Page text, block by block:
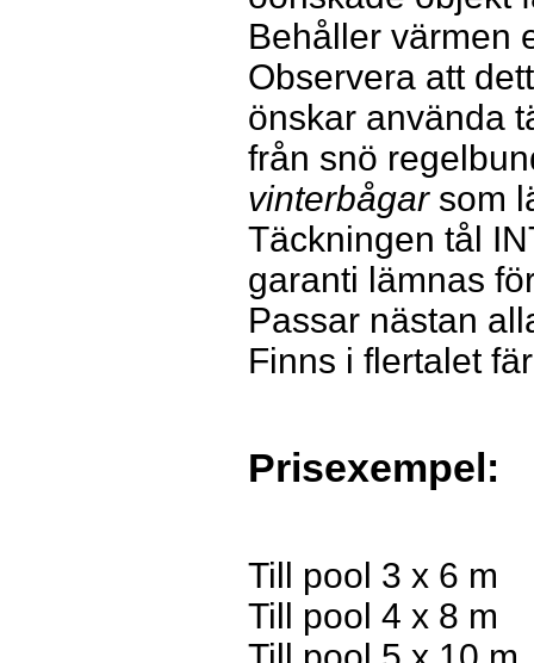
Behåller värmen
Observera att
önskar använda
från snö
vinterbågarsom
Täckningen tål
garanti lämnas
Passar nästan
Finns i flertalet
Prisexempel:
Till pool
Till pool